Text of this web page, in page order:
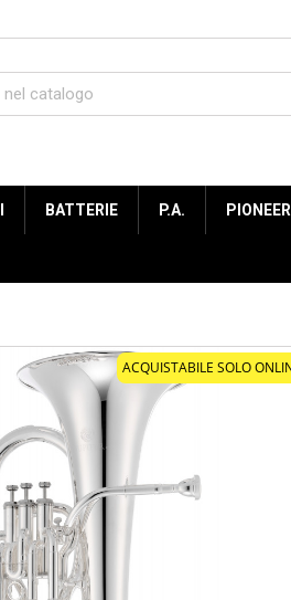
BATTERIE P.A.
ACQUISTABILE SOLO